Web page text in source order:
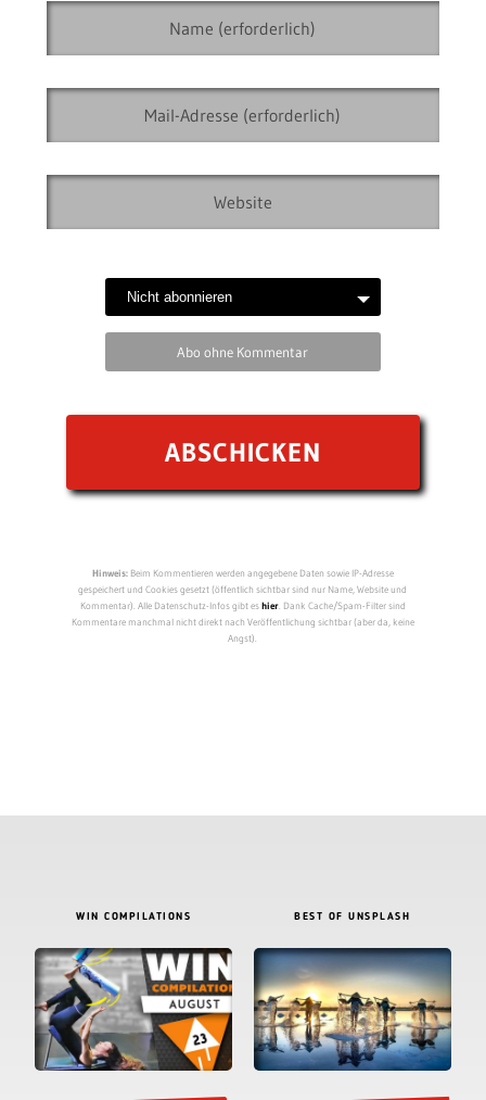
Abo ohne Kommentar
Hinweis:Beim Kommentieren werden angegebene Daten sowie IP-Adresse
gespeichert und Cookies gesetzt (öffentlich sichtbar sind nur Name, Website und
Kommentar). Alle Datenschutz-Infos gibt eshier. Dank Cache/Spam-Filter sind
Kommentare manchmal nicht direkt nach Veröffentlichung sichtbar (aber da, keine
Angst).
WIN COMPILATIONS BEST OF UNSPLASH